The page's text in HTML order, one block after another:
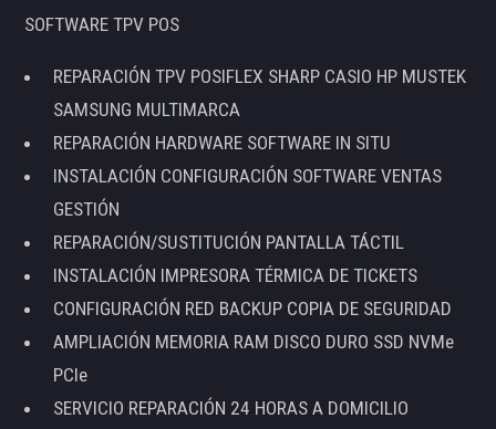
SOFTWARE TPV POS
REPARACIÓN TPV POSIFLEX SHARP CASIO HP MUSTEK
SAMSUNG MULTIMARCA
REPARACIÓN HARDWARE SOFTWARE IN SITU
INSTALACIÓN CONFIGURACIÓN SOFTWARE VENTAS
GESTIÓN
REPARACIÓN/SUSTITUCIÓN PANTALLA TÁCTIL
INSTALACIÓN IMPRESORA TÉRMICA DE TICKETS
CONFIGURACIÓN RED BACKUP COPIA DE SEGURIDAD
AMPLIACIÓN MEMORIA RAM DISCO DURO SSD NVMe
PCIe
SERVICIO REPARACIÓN 24 HORAS A DOMICILIO